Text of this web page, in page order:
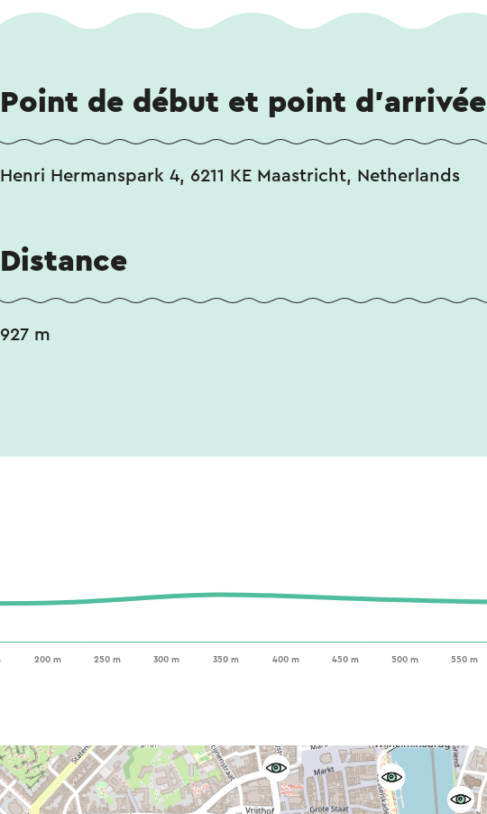
Point de début et point d'arrivée
Henri Hermanspark 4, 6211 KE Maastricht, Netherlands
Distance
927 m